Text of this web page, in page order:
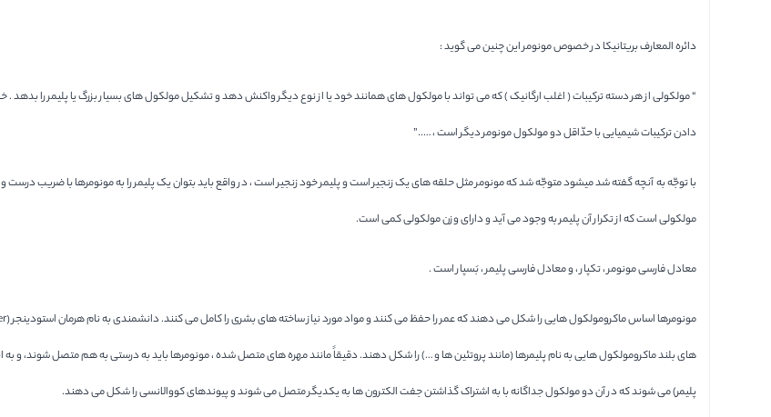
دائره المعارف بریتانیکا در خصوص مونومر این چنین می گوید :
“ مولکولی از هر دسته ترکیبات ( ا‌غلب ارگانیک )‌ که می تواند با مولکول های همانند خود یا از نوع دیگر واکنش دهد و تشکیل مولکول های بسیار بزرگ یا پلیمر را
دادن ترکیبات شیمیایی با حدّاقل دو مولکول مونومر دیگر است ، …..”
با توجّه به آنچه گفته شد میشود متوجّه شد که مونومر مثل حلقه های یک زنجیر است و پلیمر خود زنجیر است ، در واقع باید بتوان یک پلیمر را به مونومرها با ضریب
مولکولی است که از تکرار آن پلیمر به وجود می آید و دارای وزن مولکولی کمی است.
معادل فارسی مونومر ، تکپار ، و معادل فارسی پلیمر ، بَسپار است .
های بلند ماکرومولکول هایی به نام پلیمرها (مانند پروتئین ها و …) را شکل دهند. دقیقاً مانند مهره های متصل شده ، مونومرها باید به درستی به هم متصل شوند، و به
پلیمر) می شوند که در آن دو مولکول جداگانه با به اشتراک گذاشتن جفت الکترون ها به یکدیگر متصل می شوند و پیوندهای کووالانسی را شکل می دهند.